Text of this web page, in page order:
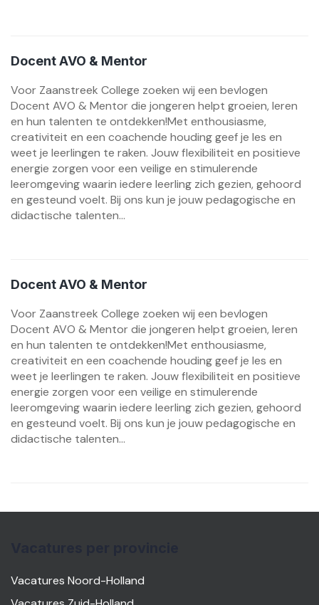
Docent AVO & Mentor
Voor Zaanstreek College zoeken wij een bevlogen
Docent AVO & Mentor die jongeren helpt groeien, leren
en hun talenten te ontdekken!Met enthousiasme,
creativiteit en een coachende houding geef je les en
weet je leerlingen te raken. Jouw flexibiliteit en positieve
energie zorgen voor een veilige en stimulerende
leeromgeving waarin iedere leerling zich gezien, gehoord
en gesteund voelt. Bij ons kun je jouw pedagogische en
didactische talenten...
Docent AVO & Mentor
Voor Zaanstreek College zoeken wij een bevlogen
Docent AVO & Mentor die jongeren helpt groeien, leren
en hun talenten te ontdekken!Met enthousiasme,
creativiteit en een coachende houding geef je les en
weet je leerlingen te raken. Jouw flexibiliteit en positieve
energie zorgen voor een veilige en stimulerende
leeromgeving waarin iedere leerling zich gezien, gehoord
en gesteund voelt. Bij ons kun je jouw pedagogische en
didactische talenten...
Vacatures Noord-Holland